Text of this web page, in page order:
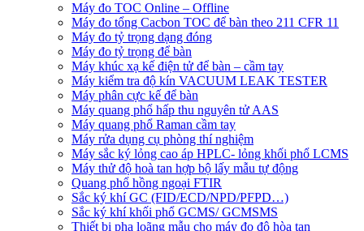
Máy đo TOC Online – Offline
Máy đo tổng Cacbon TOC để bàn theo 211 CFR 11
Máy đo tỷ trọng dạng đóng
Máy đo tỷ trọng để bàn
Máy khúc xạ kế điện tử để bàn – cầm tay
Máy kiểm tra độ kín VACUUM LEAK TESTER
Máy phân cực kế để bàn
Máy quang phổ hấp thu nguyên tử AAS
Máy quang phổ Raman cầm tay
Máy rửa dụng cụ phòng thí nghiệm
Máy sắc ký lỏng cao áp HPLC- lỏng khối phổ LCMS
Máy thử độ hoà tan hợp bộ lấy mẫu tự động
Quang phổ hồng ngoại FTIR
Sắc ký khí GC (FID/ECD/NPD/PFPD…)
Sắc ký khí khối phổ GCMS/ GCMSMS
Thiết bị pha loãng mẫu cho máy đo độ hòa tan